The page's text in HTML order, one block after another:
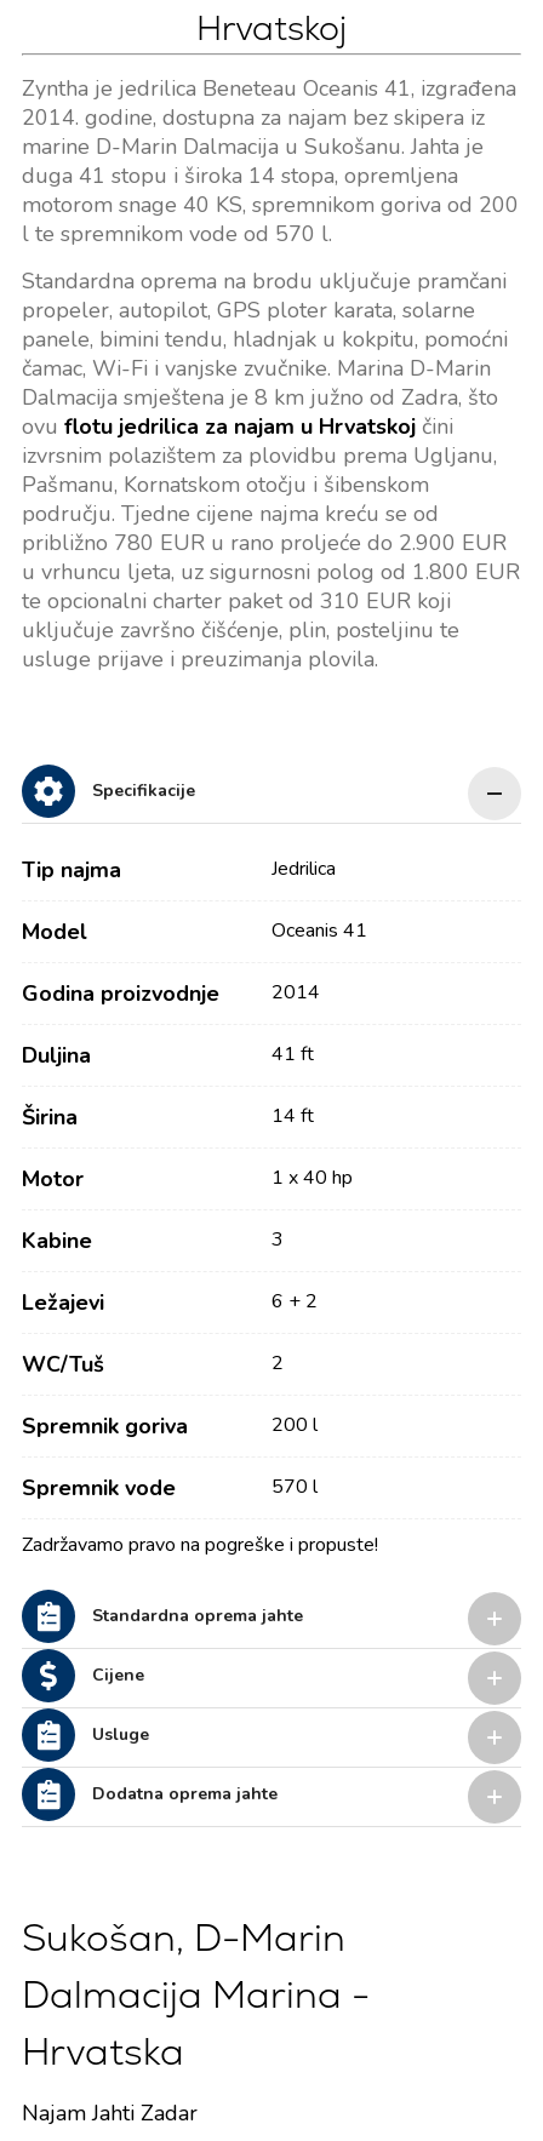
Hrvatskoj
Zyntha je jedrilica Beneteau Oceanis 41, izgrađena
2014. godine, dostupna za najam bez skipera iz
marine D-Marin Dalmacija u Sukošanu. Jahta je
duga 41 stopu i široka 14 stopa, opremljena
motorom snage 40 KS, spremnikom goriva od 200
l te spremnikom vode od 570 l.
Standardna oprema na brodu uključuje pramčani
propeler, autopilot, GPS ploter karata, solarne
panele, bimini tendu, hladnjak u kokpitu, pomoćni
čamac, Wi-Fi i vanjske zvučnike. Marina D-Marin
Dalmacija smještena je 8 km južno od Zadra, što
ovu flotu jedrilica za najam u Hrvatskojčini
izvrsnim polazištem za plovidbu prema Ugljanu,
Pašmanu, Kornatskom otočju i šibenskom
području. Tjedne cijene najma kreću se od
približno 780 EUR u rano proljeće do 2.900 EUR
u vrhuncu ljeta, uz sigurnosni polog od 1.800 EUR
te opcionalni charter paket od 310 EUR koji
uključuje završno čišćenje, plin, posteljinu te
usluge prijave i preuzimanja plovila.
Specifikacije
Tip najma Jedrilica
Model Oceanis 41
Godina proizvodnje 2014
Duljina 41 ft
Širina 14 ft
Motor 1 x 40 hp
Kabine 3
Ležajevi 6 + 2
WC/Tuš 2
Spremnik goriva 200 l
Spremnik vode 570 l
Zadržavamo pravo na pogreške i propuste!
Standardna oprema jahte
Cijene
Usluge
Dodatna oprema jahte
Sukošan, D-Marin
Dalmacija Marina -
Hrvatska
Najam Jahti Zadar